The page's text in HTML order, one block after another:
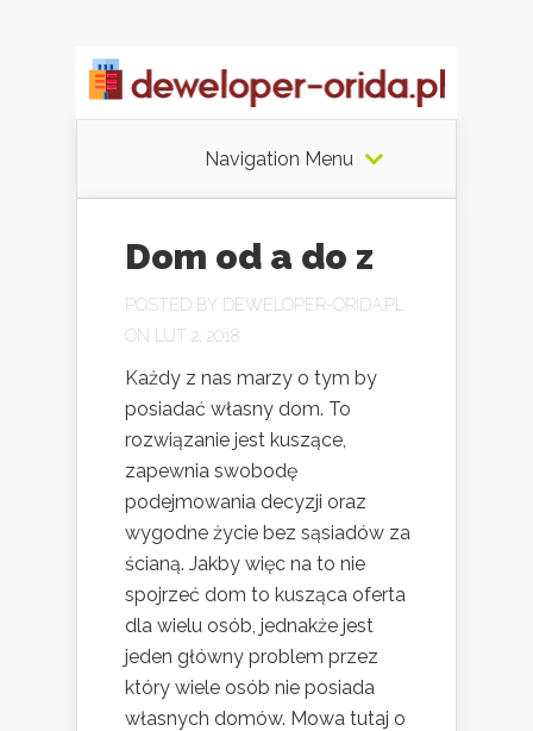
Navigation Menu
Dom od a do z
POSTED BY DEWELOPER-ORIDA.PL
ON LUT 2, 2018
Każdy z nas marzy o tym by
posiadać własny dom. To
rozwiązanie jest kuszące,
zapewnia swobodę
podejmowania decyzji oraz
wygodne życie bez sąsiadów za
ścianą. Jakby więc na to nie
spojrzeć dom to kusząca oferta
dla wielu osób, jednakże jest
jeden główny problem przez
który wiele osób nie posiada
własnych domów. Mowa tutaj o